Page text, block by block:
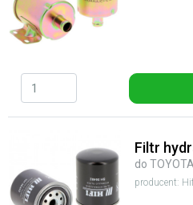
Filtr
do
producent: